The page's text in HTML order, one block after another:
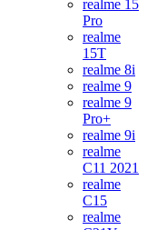
realme 15
Pro
realme
15T
realme 8i
realme 9
realme 9
Pro+
realme 9i
realme
C11 2021
realme
C15
realme